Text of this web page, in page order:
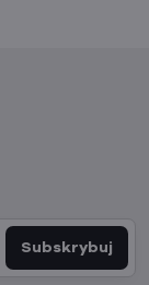
Subskrybuj